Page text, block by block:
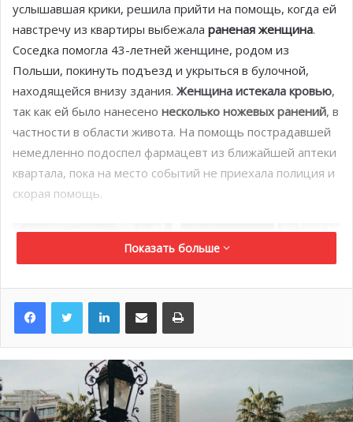
услышавшая крики, решила прийти на помощь, когда ей
навстречу из квартиры выбежала раненая женщина.
Соседка помогла 43-летней женщине, родом из
Польши, покинуть подъезд и укрыться в булочной,
находящейся внизу здания. Женщина истекала кровью,
так как ей было нанесено несколько ножевых ранений, в
частности в области живота. На помощь пострадавшей
немедленно подоспел фармацевт из ближайшей аптеки
квартала, пока на место событий не приехала полиция и
скорая помощь.
Показать больше
LinkedInПоделиться по электронной почте Распечатать